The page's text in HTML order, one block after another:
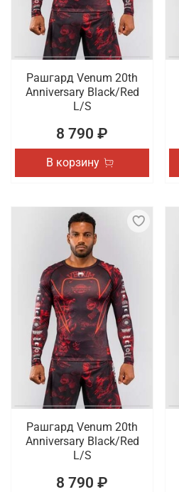
Рашгард Venum 20th
Anniversary Black/Red
L/S
8 790 ₽
В корзину
Рашгард Venum 20th
Anniversary Black/Red
L/S
8 790 ₽